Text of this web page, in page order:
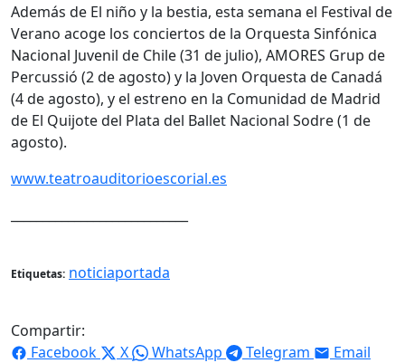
Además de El niño y la bestia, esta semana el Festival de
Verano acoge los conciertos de la Orquesta Sinfónica
Nacional Juvenil de Chile (31 de julio), AMORES Grup de
Percussió (2 de agosto) y la Joven Orquesta de Canadá
(4 de agosto), y el estreno en la Comunidad de Madrid
de El Quijote del Plata del Ballet Nacional Sodre (1 de
agosto).
www.teatroauditorioescorial.es
Etiquetas: noticiaportada
Compartir:
Facebook
X WhatsApp Telegram Email